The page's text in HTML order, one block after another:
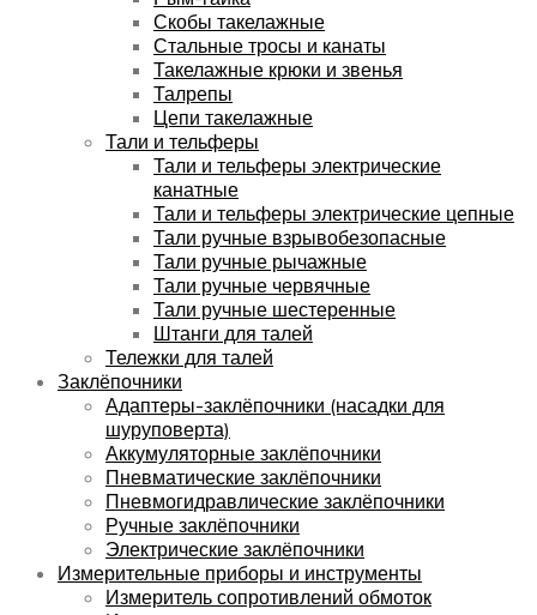
Скобы такелажные
Стальные тросы и канаты
Такелажные крюки и звенья
Талрепы
Цепи такелажные
Тали и тельферы
Тали и тельферы электрические
канатные
Тали и тельферы электрические цепные
Тали ручные взрывобезопасные
Тали ручные рычажные
Тали ручные червячные
Тали ручные шестеренные
Штанги для талей
Тележки для талей
Заклёпочники
Адаптеры-заклёпочники (насадки для
шуруповерта)
Аккумуляторные заклёпочники
Пневматические заклёпочники
Пневмогидравлические заклёпочники
Ручные заклёпочники
Электрические заклёпочники
Измерительные приборы и инструменты
Измеритель сопротивлений обмоток